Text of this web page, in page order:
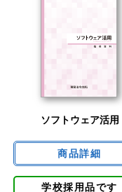
ソフトウェア活用
学校採用品です